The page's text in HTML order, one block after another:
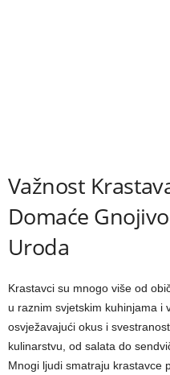
Važnost
Domaće
Uroda
Krastavci su mnogo više od
u raznim svjetskim kuhinjama i
osvježavajući okus i
kulinarstvu, od salata do
Mnogi ljudi smatraju krastavce